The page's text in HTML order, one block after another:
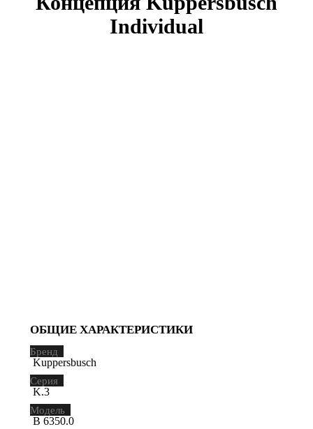
Individual
ОБЩИЕ ХАРАКТЕРИСТИКИ
Бренд
Kuppersbusch
Серия
K.3
Модель
B 6350.0